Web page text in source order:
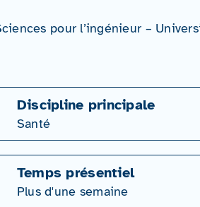
pour l’ingénieur –
Discipline principale
Santé
Temps présentiel
Plus d'une semaine